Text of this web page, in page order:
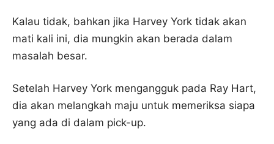
Kalau tidak, bahkan jika Harvey York tidak akan
mati kali ini, dia mungkin akan berada dalam
masalah besar.
Setelah Harvey York mengangguk pada Ray Hart,
dia akan melangkah maju untuk memeriksa siapa
yang ada di dalam pick-up.